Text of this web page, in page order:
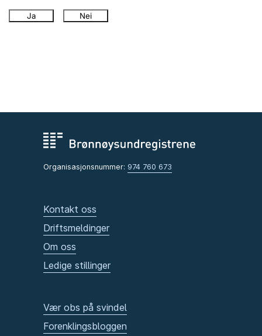
Ja Nei
Organisasjonsnummer: 974 760 673
Kontakt oss
Driftsmeldinger
Om oss
Ledige stillinger
Vær obs på svindel
Forenklingsbloggen